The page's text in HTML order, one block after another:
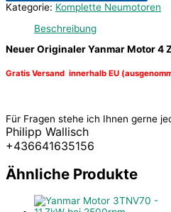
Kategorie: Komplette Neumotoren
Beschreibung
Neuer Originaler Yanmar Motor 4
Gratis Versand innerhalb EU
Für Fragen stehe ich Ihnen gerne
Philipp Wallisch
+436641635156
Ähnliche Produkte